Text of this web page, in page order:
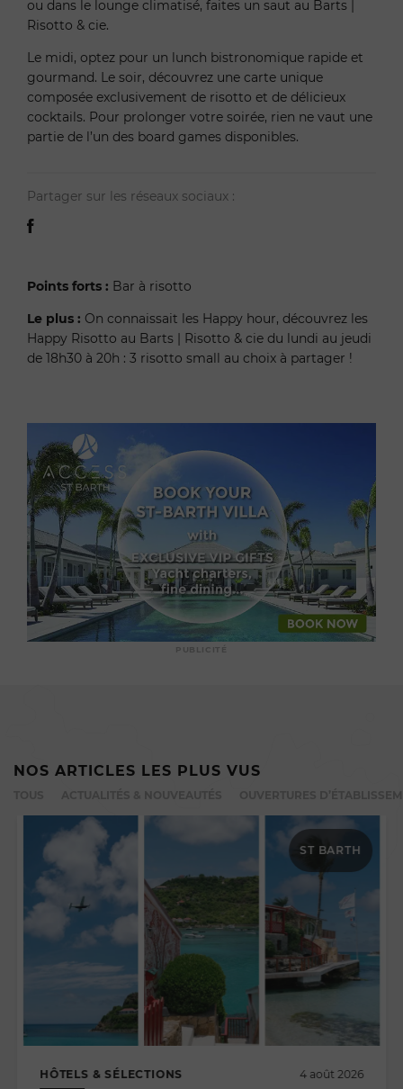
ou dans le lounge climatisé, faites un saut au Barts |
Risotto & cie.
Le midi, optez pour un lunch bistronomique rapide et
gourmand. Le soir, découvrez une carte unique
composée exclusivement de risotto et de délicieux
cocktails. Pour prolonger votre soirée, rien ne vaut une
partie de l’un des board games disponibles.
Partager sur les réseaux sociaux :
Points forts : Bar à risotto
Le plus : On connaissait les Happy hour, découvrez les
Happy Risotto au Barts | Risotto & cie du lundi au jeudi
de 18h30 à 20h : 3 risotto small au choix à partager !
PUBLICITÉ
NOS ARTICLES LES PLUS VUS
ST BARTH
HÔTELS & SÉLECTIONS 4 août 2026